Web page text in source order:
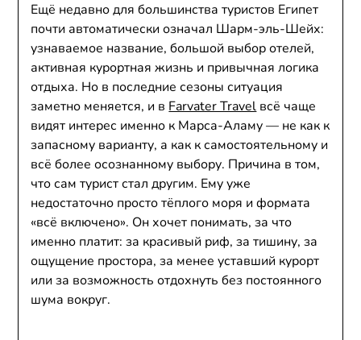
Ещё недавно для большинства туристов Египет
почти автоматически означал Шарм-эль-Шейх:
узнаваемое название, большой выбор отелей,
активная курортная жизнь и привычная логика
отдыха. Но в последние сезоны ситуация
заметно меняется, и в Farvater Travel всё чаще
видят интерес именно к Марса-Аламу — не как к
запасному варианту, а как к самостоятельному и
всё более осознанному выбору. Причина в том,
что сам турист стал другим. Ему уже
недостаточно просто тёплого моря и формата
«всё включено». Он хочет понимать, за что
именно платит: за красивый риф, за тишину, за
ощущение простора, за менее уставший курорт
или за возможность отдохнуть без постоянного
шума вокруг.